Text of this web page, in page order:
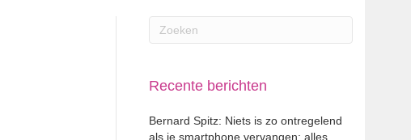
Recente berichten
Bernard Spitz: Niets is zo ontregelend
als je smartphone vervangen: alles